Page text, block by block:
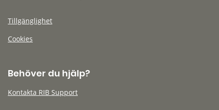
Tillgänglighet
Cookies
Behöver du hjälp?
Kontakta RIB Support